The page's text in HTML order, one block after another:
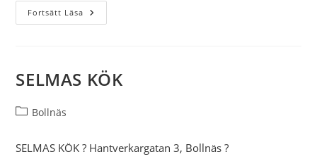
Fortsätt Läsa La
Polarda
SELMAS KÖK
Inläggskategori:
Bollnäs
SELMAS KÖK ? Hantverkargatan 3, Bollnäs ?